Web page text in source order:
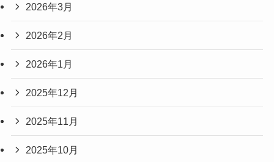
2026年3月
2026年2月
2026年1月
2025年12月
2025年11月
2025年10月